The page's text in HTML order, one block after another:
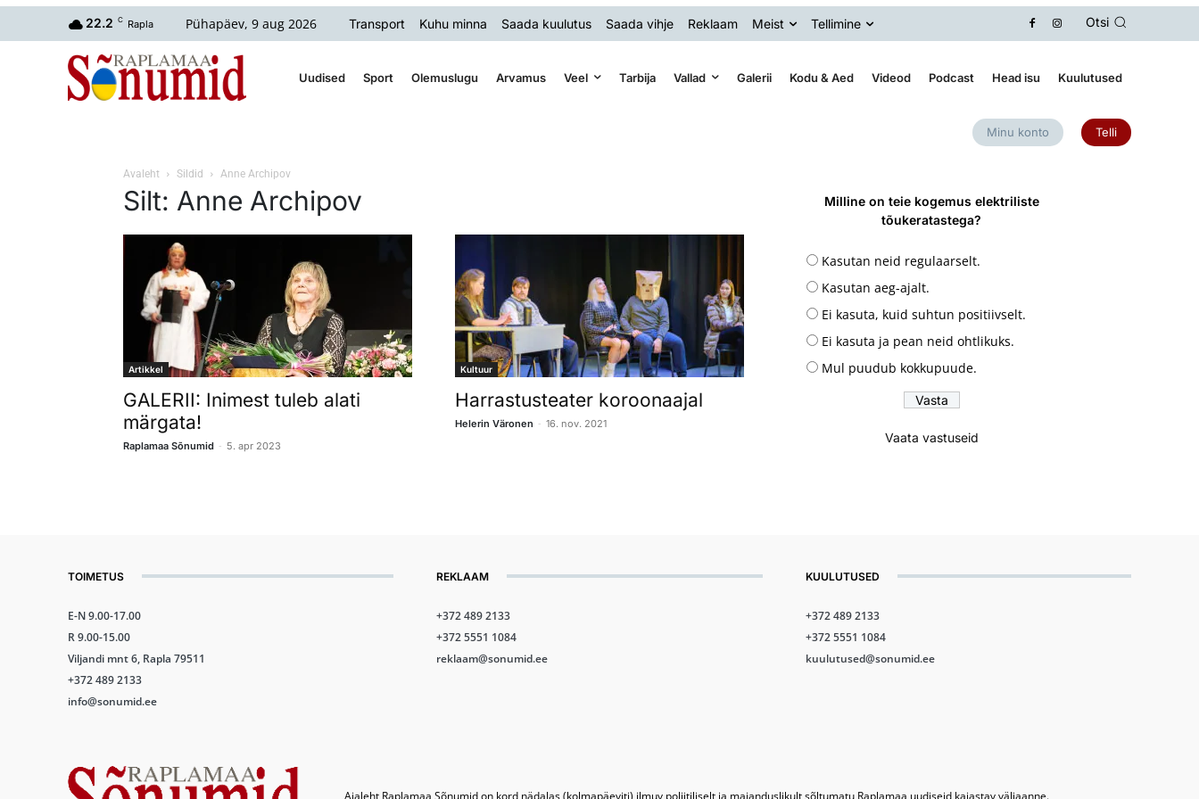
22.2 C Rapla Pühapäev, 9 aug 2026 Transport Kuhu minna Saada kuulutus Saada vihje Reklaam Meist Tellimine Otsi
Uudised Sport Olemuslugu Arvamus Veel Tarbija Vallad Galerii Kodu & Aed Videod Podcast Head isu Kuulutused
Minu konto Telli
Avaleht Sildid Anne Archipov
Silt: Anne Archipov
Artikkel
GALERII: Inimest tuleb alati
märgata!
Raplamaa Sõnumid - 5. apr 2023
Kultuur
Harrastusteater koroonaajal
Helerin Väronen - 16. nov. 2021
Milline on teie kogemus elektriliste
tõukeratastega?
Kasutan neid regulaarselt.
Kasutan aeg-ajalt.
Ei kasuta, kuid suhtun positiivselt.
Ei kasuta ja pean neid ohtlikuks.
Mul puudub kokkupuude.
Vaata vastuseid
TOIMETUS
E-N 9.00-17.00
R 9.00-15.00
Viljandi mnt 6, Rapla 79511
+372 489 2133
info@sonumid.ee
REKLAAM
+372 489 2133
+372 5551 1084
reklaam@sonumid.ee
KUULUTUSED
+372 489 2133
+372 5551 1084
kuulutused@sonumid.ee
Ajaleht Raplamaa Sõnumid on kord nädalas (kolmapäeviti) ilmuv poliitiliselt ja majanduslikult sõltumatu Raplamaa uudiseid kajastav väljaanne.